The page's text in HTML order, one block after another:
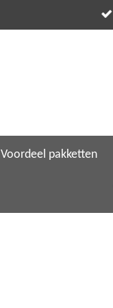
Voordeel pakketten